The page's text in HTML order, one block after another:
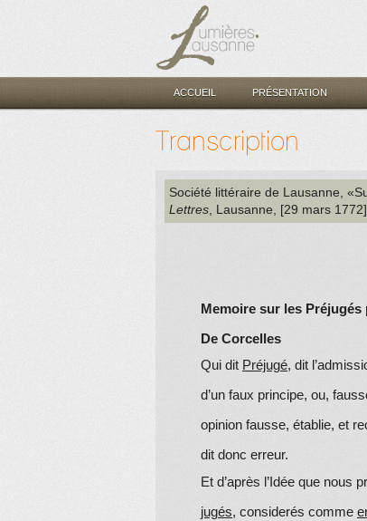
ACCUEIL PRÉSENTATION
Transcription
Société littéraire de Lausanne ,
Lettres , Lausanne , [29 mars 1772]
Memoire sur les Préjugés
De Corcelles
Qui dit Préjugé, dit
d’un faux principe, ou,
opinion fausse, établie, et
dit donc erreur.
Et d’après l’Idée que nous
jugés, considerés comme